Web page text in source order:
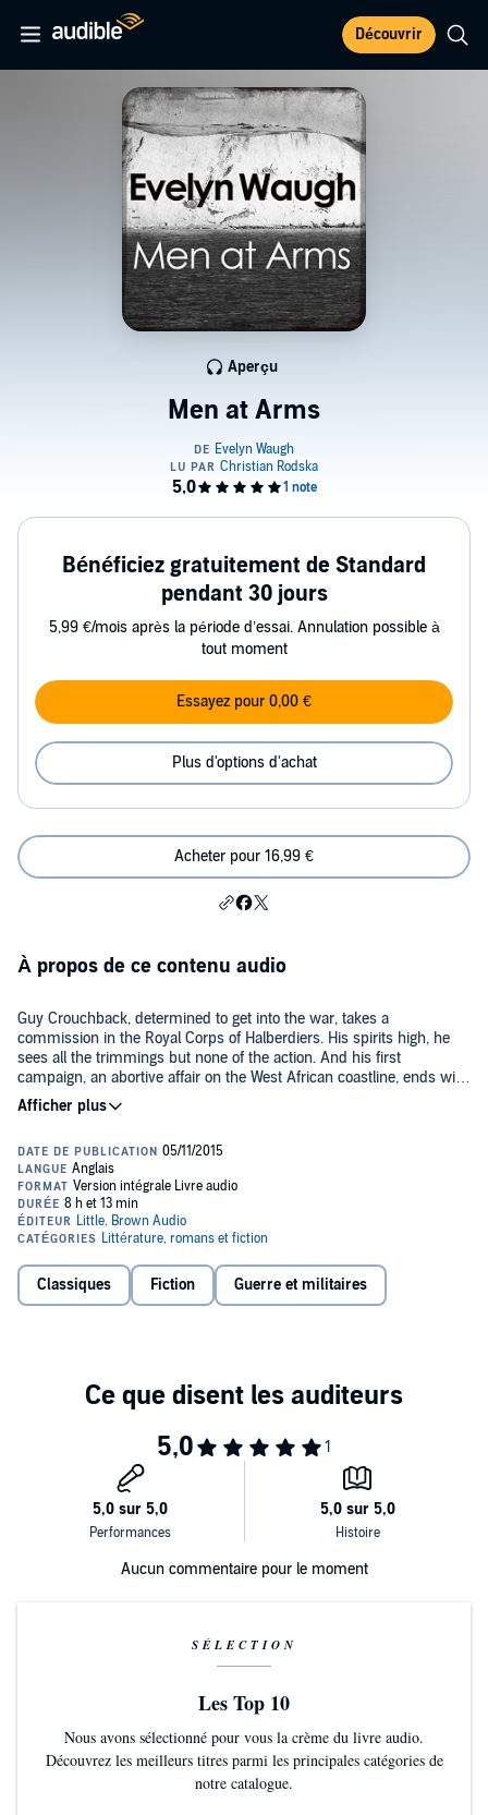
Découvrir
Men at Arms
Aperçu
Bénéficiez gratuitement de Standard
pendant 30 jours
5,99 €/mois après la période d’essai. Annulation possible à
tout moment
Essayez pour 0,00 €
Plus d'options d'achat
Acheter pour 16,99 €
À propos de ce contenu audio
Guy Crouchback, determined to get into the war, takes a
commission in the Royal Corps of Halberdiers. His spirits high, he
sees all the trimmings but none of the action. And his first
campaign, an abortive affair on the West African coastline, ends with
an escapade which seriously blots his Halberdier copybook.
Honour, which chronicles the fortunes of Guy Crouchback.
©1952 Evelyn Waugh (P)2015 Hachette Audio
Classiques Fiction Guerre et militaires
Aucun commentaire pour le moment
SÉLECTION
Les Top 10
Nous avons sélectionné pour vous la crème du livre audio.
Découvrez les meilleurs titres parmi les principales catégories de
notre catalogue.